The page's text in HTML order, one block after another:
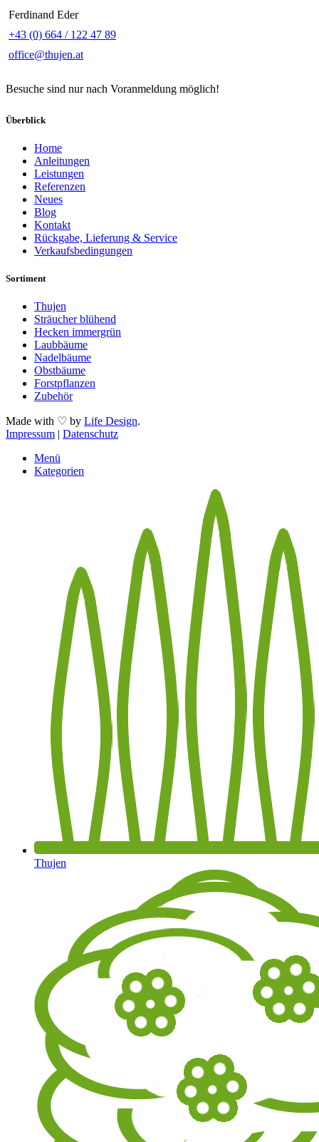
Ferdinand Eder
+43 (0) 664 / 122 47 89
office@thujen.at
Besuche sind nur nach Voranmeldung möglich!
Überblick
Home
Anleitungen
Leistungen
Referenzen
Neues
Blog
Kontakt
Rückgabe, Lieferung & Service
Verkaufsbedingungen
Sortiment
Thujen
Sträucher blühend
Hecken immergrün
Laubbäume
Nadelbäume
Obstbäume
Forstpflanzen
Zubehör
Made with ♡ by Life Design.
Impressum | Datenschutz
Menü
Kategorien
Thujen